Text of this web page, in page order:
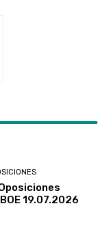
19.07.2026